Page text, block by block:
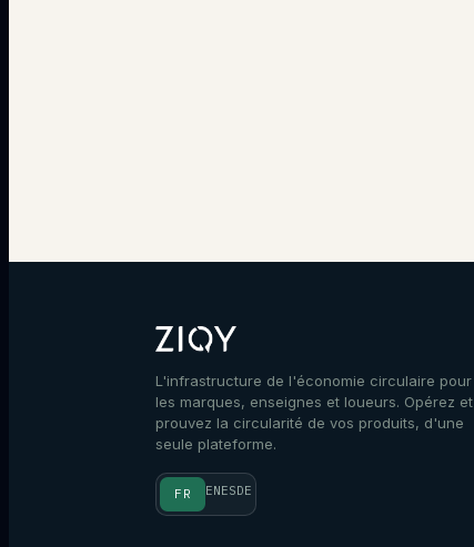
L'infrastructure de l'économie circulaire pour
les marques, enseignes et loueurs. Opérez et
prouvez la circularité de vos produits, d'une
seule plateforme.
FR ENESDE